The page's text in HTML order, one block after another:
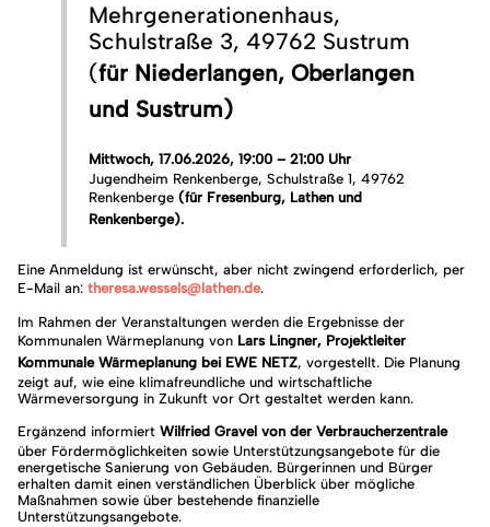
Mehrgenerationenhaus,
Schulstraße 3, 49762 Sustrum
(für Niederlangen, Oberlangen
und Sustrum)
Mittwoch, 17.06.2026, 19:00 – 21:00 Uhr
Jugendheim Renkenberge, Schulstraße 1, 49762
Renkenberge (für Fresenburg, Lathen und
Renkenberge).
Eine Anmeldung ist erwünscht, aber nicht zwingend erforderlich, per
E-Mail an: theresa.wessels@lathen.de.
Im Rahmen der Veranstaltungen werden die Ergebnisse der
Kommunalen Wärmeplanung von Lars Lingner, Projektleiter
Kommunale Wärmeplanung bei EWE NETZ, vorgestellt. Die Planung
zeigt auf, wie eine klimafreundliche und wirtschaftliche
Wärmeversorgung in Zukunft vor Ort gestaltet werden kann.
Ergänzend informiert Wilfried Gravel von der Verbraucherzentrale
über Fördermöglichkeiten sowie Unterstützungsangebote für die
energetische Sanierung von Gebäuden. Bürgerinnen und Bürger
erhalten damit einen verständlichen Überblick über mögliche
Maßnahmen sowie über bestehende finanzielle
Unterstützungsangebote.